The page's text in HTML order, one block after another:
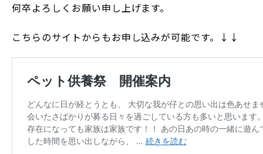
何卒よろしくお願い申し上げます。
こちらのサイトからもお申し込みが可能です。↓↓